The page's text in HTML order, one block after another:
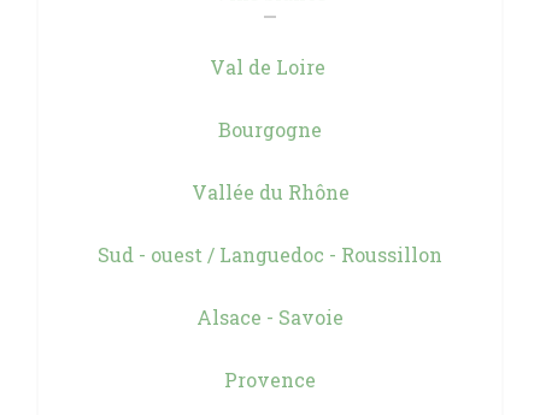
Val de Loire
Bourgogne
Vallée du Rhône
Sud - ouest / Languedoc - Roussillon
Alsace - Savoie
Provence